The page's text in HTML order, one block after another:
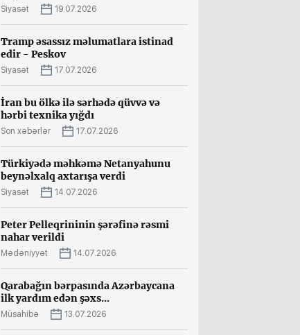
Siyasət 19.07.2026
Tramp əsassız məlumatlara istinad
edir - Peskov
Siyasət 17.07.2026
İran bu ölkə ilə sərhədə qüvvə və
hərbi texnika yığdı
Son xəbərlər 17.07.2026
Türkiyədə məhkəmə Netanyahunu
beynəlxalq axtarışa verdi
Siyasət 14.07.2026
Peter Pelleqrininin şərəfinə rəsmi
nahar verildi
Mədəniyyət 14.07.2026
Qarabağın bərpasında Azərbaycana
ilk yardım edən şəxs...
Müsahibə 13.07.2026